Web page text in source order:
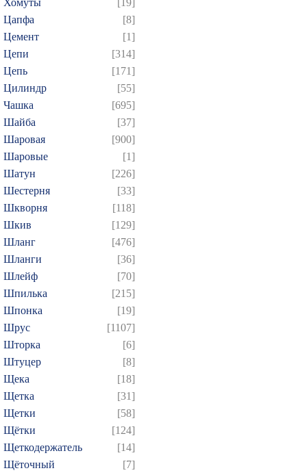
Хомуты
[19]
Цапфа
[8]
Цемент
[1]
Цепи
[314]
Цепь
[171]
Цилиндр
[55]
Чашка
[695]
Шайба
[37]
Шаровая
[900]
Шаровые
[1]
Шатун
[226]
Шестерня
[33]
Шкворня
[118]
Шкив
[129]
Шланг
[476]
Шланги
[36]
Шлейф
[70]
Шпилька
[215]
Шпонка
[19]
Шрус
[1107]
Шторка
[6]
Штуцер
[8]
Щека
[18]
Щетка
[31]
Щетки
[58]
Щётки
[124]
Щеткодержатель
[14]
Щёточный
[7]